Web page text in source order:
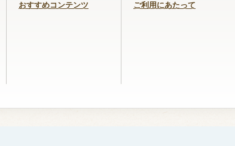
おすすめコンテンツ ご利用にあたって